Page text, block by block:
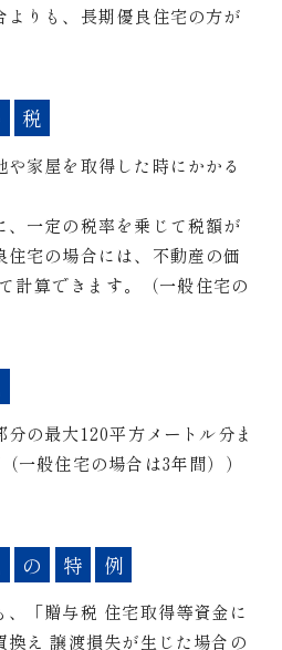
よりも、長期優良住宅の方が
税
家屋を取得した時にかかる
一定の税率を乗じて税額が
宅の場合には、不動産の価
計算できます。（一般住宅の
の最大120平方メートル分ま
一般住宅の場合は3年間））
の 特 例
、「贈与税 住宅取得等資金に
え 譲渡損失が生じた場合の